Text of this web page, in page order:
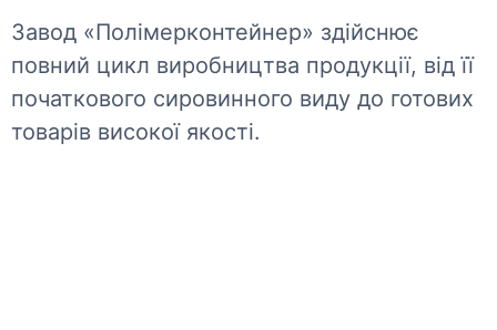
Завод «Полімерконтейнер» здійснює
повний цикл виробництва продукції, від її
початкового сировинного виду до готових
товарів високої якості.